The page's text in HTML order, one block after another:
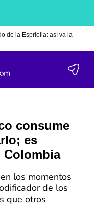
de la Espriella: así va la
consume
es
Colombia
los momentos
de los
que otros